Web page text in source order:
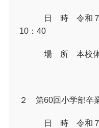
日 時 令和７
10 ： 40
場 所 本校体
２ 第60回小学部卒
日 時 令和７